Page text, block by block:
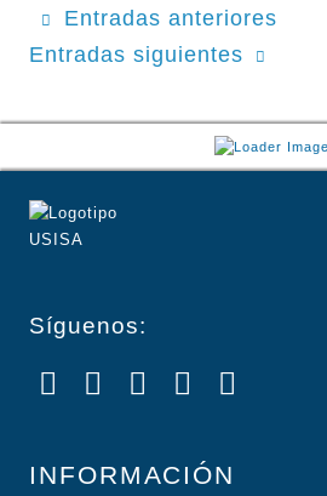
Navegación
de
entradas
Entradas anteriores
Entradas siguientes
Síguenos:
INFORMACIÓN